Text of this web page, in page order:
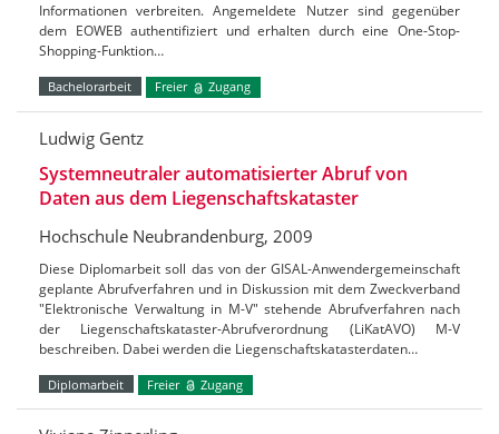
Informationen verbreiten. Angemeldete Nutzer sind gegenüber
dem EOWEB authentifiziert und erhalten durch eine One-Stop-
Shopping-Funktion…
Bachelorarbeit Freier Zugang
Ludwig Gentz
Systemneutraler automatisierter Abruf von
Daten aus dem Liegenschaftskataster
Hochschule Neubrandenburg, 2009
Diese Diplomarbeit soll das von der GISAL-Anwendergemeinschaft
geplante Abrufverfahren und in Diskussion mit dem Zweckverband
"Elektronische Verwaltung in M-V" stehende Abrufverfahren nach
der Liegenschaftskataster-Abrufverordnung (LiKatAVO) M-V
beschreiben. Dabei werden die Liegenschaftskatasterdaten…
Diplomarbeit Freier Zugang